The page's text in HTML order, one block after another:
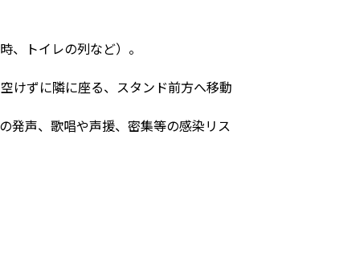
、トイレの列など）。
けずに隣に座る、スタンド前方へ移動
発声、歌唱や声援、密集等の感染リス